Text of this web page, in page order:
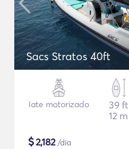
Sacs Stratos 40ft
Iate motorizado
39 ft
12 m
$2,182/dia